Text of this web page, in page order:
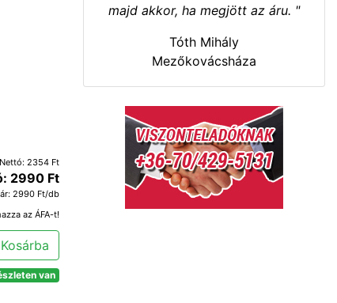
Nettó: 2354 Ft
2990 Ft
2990 Ft/db
az ÁFA-t!
Kosárba
van
majd akkor, ha megjött az áru. "
Tóth Mihály
Mezőkovácsháza